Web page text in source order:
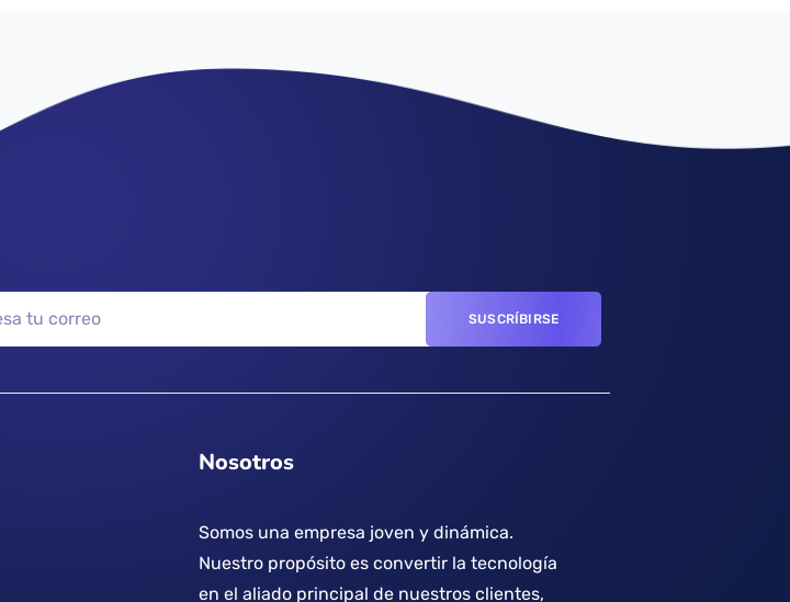
Nosotros
Somos una empresa joven y dinámica.
Nuestro propósito es convertir la tecnología
en el aliado principal de nuestros clientes,